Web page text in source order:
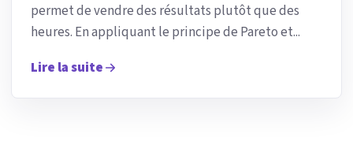
permet de vendre des résultats plutôt que des
heures. En appliquant le principe de Pareto et...
Lire la suite